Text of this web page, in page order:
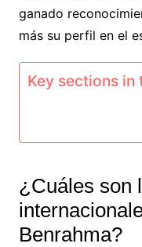
ganado
más su perfil en el
Key sections in
¿Cuáles son
Benrahma?